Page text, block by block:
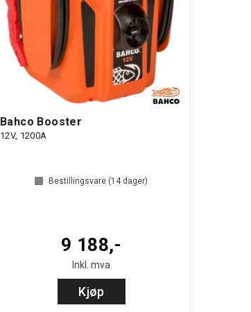
Bahco Booster
12V, 1200A
Bestillingsvare (14dager)
9 188,-
Inkl. mva
Kjøp